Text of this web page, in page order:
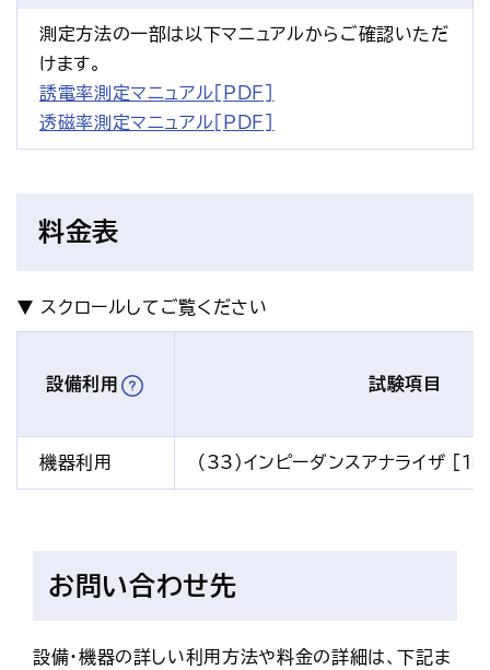
測定方法の一部は以下マニュアルからご確認いただ
けます。
誘電率測定マニュアル[PDF]
透磁率測定マニュアル[PDF]
料金表
設備利用 試験項目
機器利用 （33）インピーダンスアナライザ [1
お問い合わせ先
設備・機器の詳しい利用方法や料金の詳細は、下記ま